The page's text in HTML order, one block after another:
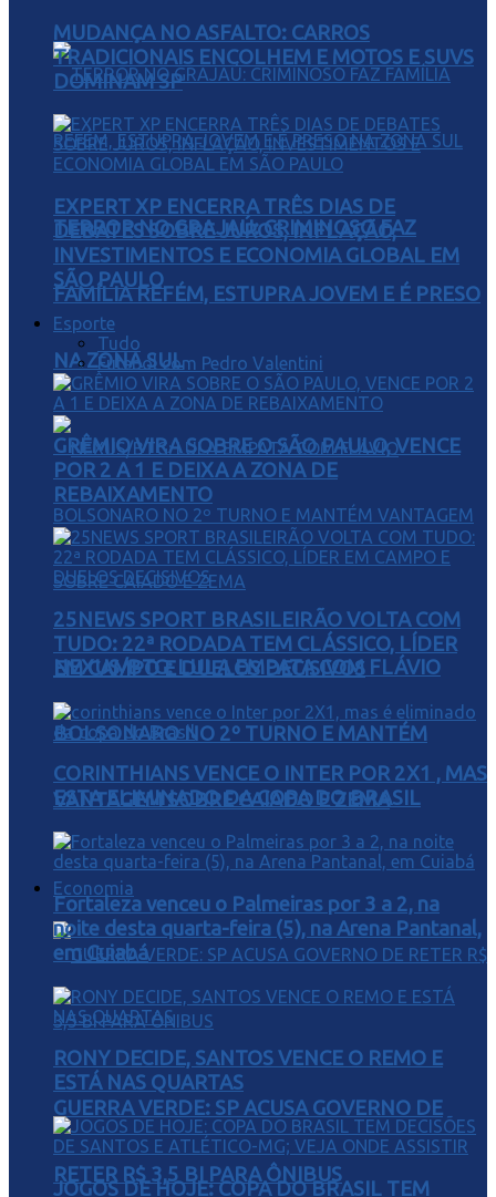
TERROR NO GRAJAÚ: CRIMINOSO FAZ
FAMÍLIA REFÉM, ESTUPRA JOVEM E É PRESO
NA ZONA SUL
NEXUS/BTG: LULA EMPATA COM FLÁVIO
BOLSONARO NO 2º TURNO E MANTÉM
VANTAGEM SOBRE CAIADO E ZEMA
Economia
GUERRA VERDE: SP ACUSA GOVERNO DE
RETER R$ 3,5 BI PARA ÔNIBUS
MUDANÇA NO ASFALTO: CARROS
TRADICIONAIS ENCOLHEM E MOTOS E SUVS
DOMINAM SP
EXPERT XP ENCERRA TRÊS DIAS DE
DEBATES SOBRE JUROS, INFLAÇÃO,
INVESTIMENTOS E ECONOMIA GLOBAL EM
SÃO PAULO
Esporte
Tudo
Futebol com Pedro Valentini
GRÊMIO VIRA SOBRE O SÃO PAULO, VENCE
POR 2 A 1 E DEIXA A ZONA DE
REBAIXAMENTO
25NEWS SPORT BRASILEIRÃO VOLTA COM
TUDO: 22ª RODADA TEM CLÁSSICO, LÍDER
EM CAMPO E DUELOS DECISIVOS
CORINTHIANS VENCE O INTER POR 2X1 , MAS
ESTA ELIMINADO DA COPA DO BRASIL
Fortaleza venceu o Palmeiras por 3 a 2, na
noite desta quarta-feira (5), na Arena Pantanal,
em Cuiabá
RONY DECIDE, SANTOS VENCE O REMO E
ESTÁ NAS QUARTAS
JOGOS DE HOJE: COPA DO BRASIL TEM